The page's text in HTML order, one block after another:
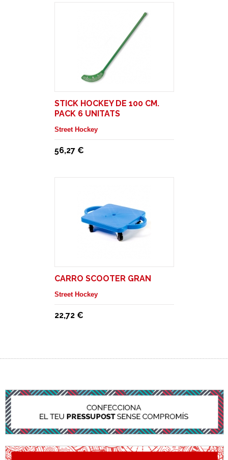
STICK HOCKEY DE 100 CM.
PACK 6 UNITATS
Street Hockey
56,27 €
CARRO SCOOTER GRAN
Street Hockey
22,72 €